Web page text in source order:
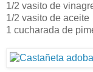
1/2 vasito de
1/2 vasito de aceite
1 cucharada de